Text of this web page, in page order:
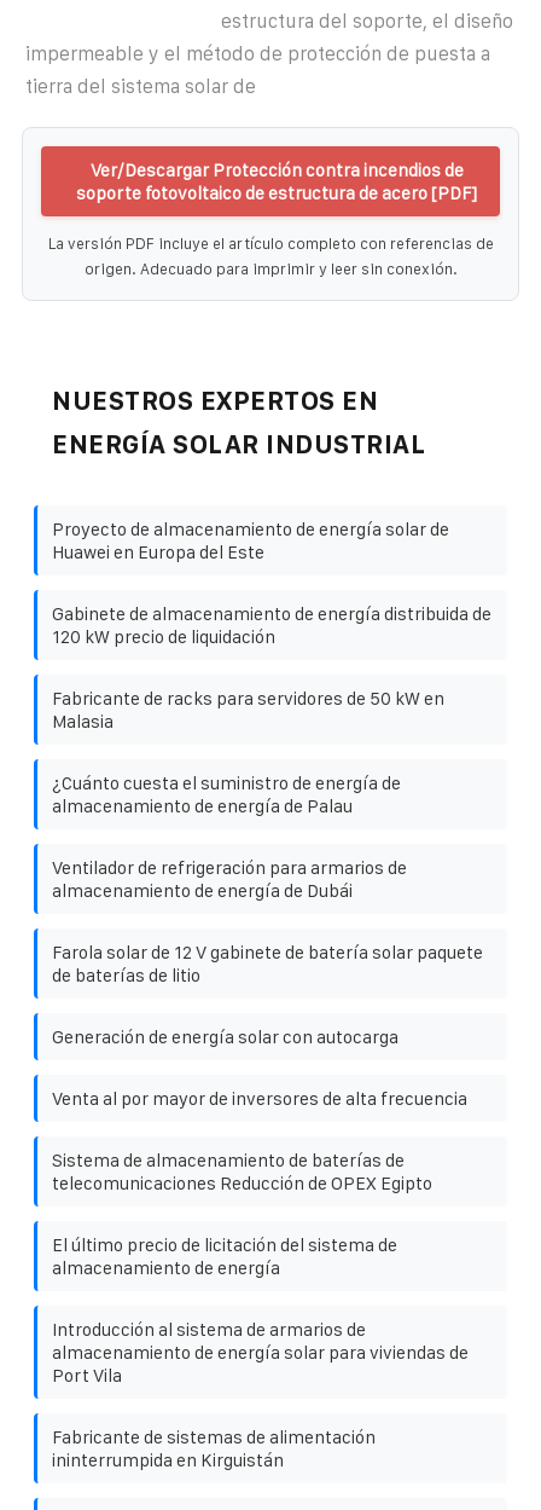
estructura del soporte, el diseño
impermeable y el método de protección de puesta a
tierra del sistema solar de
Ver/Descargar Protección contra incendios de
soporte fotovoltaico de estructura de acero [PDF]
La versión PDF incluye el artículo completo con referencias de
origen. Adecuado para imprimir y leer sin conexión.
NUESTROS EXPERTOS EN
ENERGÍA SOLAR INDUSTRIAL
Proyecto de almacenamiento de energía solar de
Huawei en Europa del Este
Gabinete de almacenamiento de energía distribuida de
120 kW precio de liquidación
Fabricante de racks para servidores de 50 kW en
Malasia
¿Cuánto cuesta el suministro de energía de
almacenamiento de energía de Palau
Ventilador de refrigeración para armarios de
almacenamiento de energía de Dubái
Farola solar de 12 V gabinete de batería solar paquete
de baterías de litio
Generación de energía solar con autocarga
Venta al por mayor de inversores de alta frecuencia
Sistema de almacenamiento de baterías de
telecomunicaciones Reducción de OPEX Egipto
El último precio de licitación del sistema de
almacenamiento de energía
Introducción al sistema de armarios de
almacenamiento de energía solar para viviendas de
Port Vila
Fabricante de sistemas de alimentación
ininterrumpida en Kirguistán